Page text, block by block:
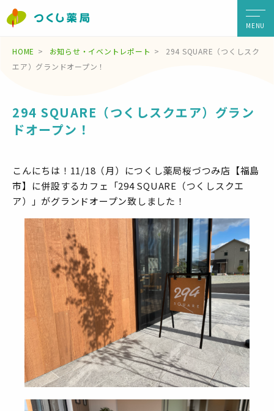
MENU
HOME お知らせ・イベントレポート
294 SQUARE（つくしスク
エア）グランドオープン！
294 SQUARE（つくしスクエア）グラン
ドオープン！
こんにちは！11/18（月）につくし薬局桜づつみ店【福島
市】に併設するカフェ「294 SQUARE（つくしスクエ
ア）」がグランドオープン致しました！